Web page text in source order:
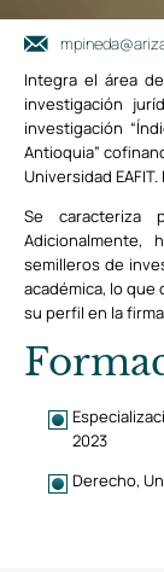
Integra el área
investigación
investigación
Antioquia”
Universidad
Se caracteriza
Adicionalmente,
semilleros de
académica, lo
su perfil en la
2023
Derecho,